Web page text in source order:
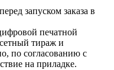
запуском заказа в
печатной
тираж и
по согласованию с
на приладке.